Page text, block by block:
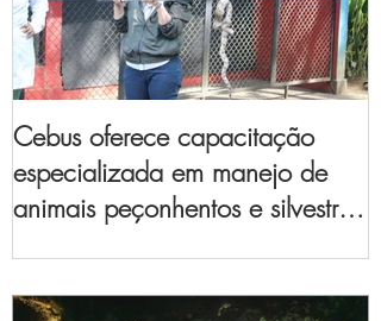
Cebus oferece capacitação
especializada em manejo de
animais peçonhentos e silvestres